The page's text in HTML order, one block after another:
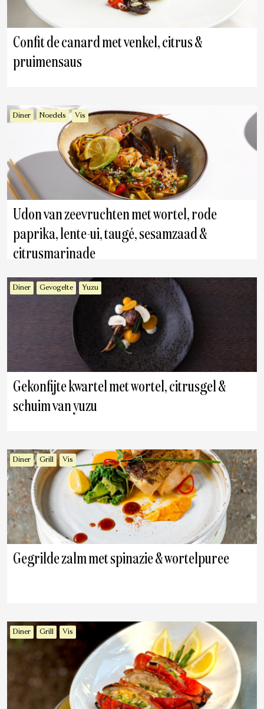
Confit de canard met venkel, citrus &
pruimensaus
Diner Noedels Vis
Udon van zeevruchten met wortel, rode
paprika, lente-ui, taugé, sesamzaad &
citrusmarinade
Diner Gevogelte Yuzu
Gekonfijte kwartel met wortel, citrusgel &
schuim van yuzu
Diner Grill Vis
Gegrilde zalm met spinazie & wortelpuree
Diner Grill Vis